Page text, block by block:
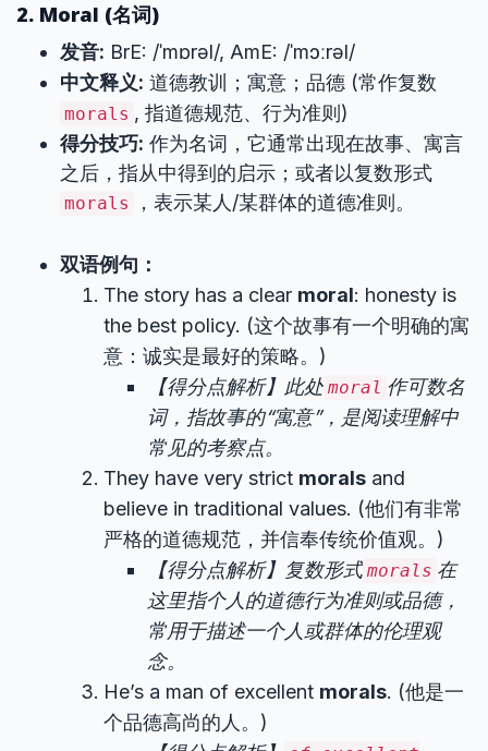
2. Moral (名词)
发音: BrE: /ˈmɒrəl/, AmE: /ˈmɔːrəl/
中文释义: 道德教训；寓意；品德 (常作复数
morals , 指道德规范、行为准则)
得分技巧: 作为名词，它通常出现在故事、寓言
之后，指从中得到的启示；或者以复数形式
morals ，表示某人/某群体的道德准则。
双语例句：
The story has a clear moral: honesty is
the best policy. (这个故事有一个明确的寓
意：诚实是最好的策略。)
【得分点解析】此处 moral 作可数名
词，指故事的“寓意”，是阅读理解中
常见的考察点。
They have very strict morals and
believe in traditional values. (他们有非常
严格的道德规范，并信奉传统价值观。)
【得分点解析】复数形式 morals 在
这里指个人的道德行为准则或品德，
常用于描述一个人或群体的伦理观
念。
He’s a man of excellent morals. (他是一
个品德高尚的人。)